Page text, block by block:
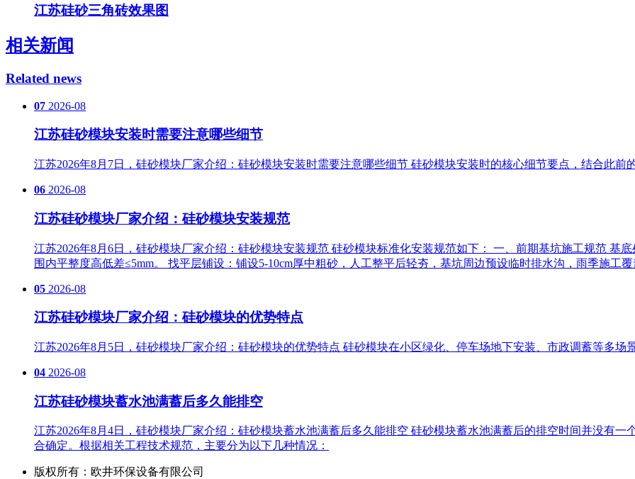
江苏硅砂三角砖效果图
相关新闻
Related news
07 2026-08
江苏硅砂模块安装时需要注意哪些细节
江苏2026年8月7日，硅砂模块厂家介绍：硅砂模块安装时需要注意哪些细节 硅砂模块安装时的核心细节要点，结合此前
06 2026-08
江苏硅砂模块厂家介绍：硅砂模块安装规范
江苏2026年8月6日，硅砂模块厂家介绍：硅砂模块安装规范 硅砂模块标准化安装规范如下： 一、前期基坑施工规范 基
围内平整度高低差≤5mm。 找平层铺设‌：铺设5-10cm厚中粗砂，人工整平后轻夯，基坑周边预设临时排水沟，雨季施工
05 2026-08
江苏硅砂模块厂家介绍：硅砂模块的优势特点
江苏2026年8月5日，硅砂模块厂家介绍：硅砂模块的优势特点 硅砂模块在小区绿化、停车场地下安装、市政调蓄等多场
04 2026-08
江苏硅砂模块蓄水池满蓄后多久能排空
江苏2026年8月4日，硅砂模块厂家介绍：硅砂模块蓄水池满蓄后多久能排空 硅砂模块蓄水池满蓄后的排空时间并没有
合确定。根据相关工程技术规范，主要分为以下几种情况：
版权所有：欧井环保设备有限公司